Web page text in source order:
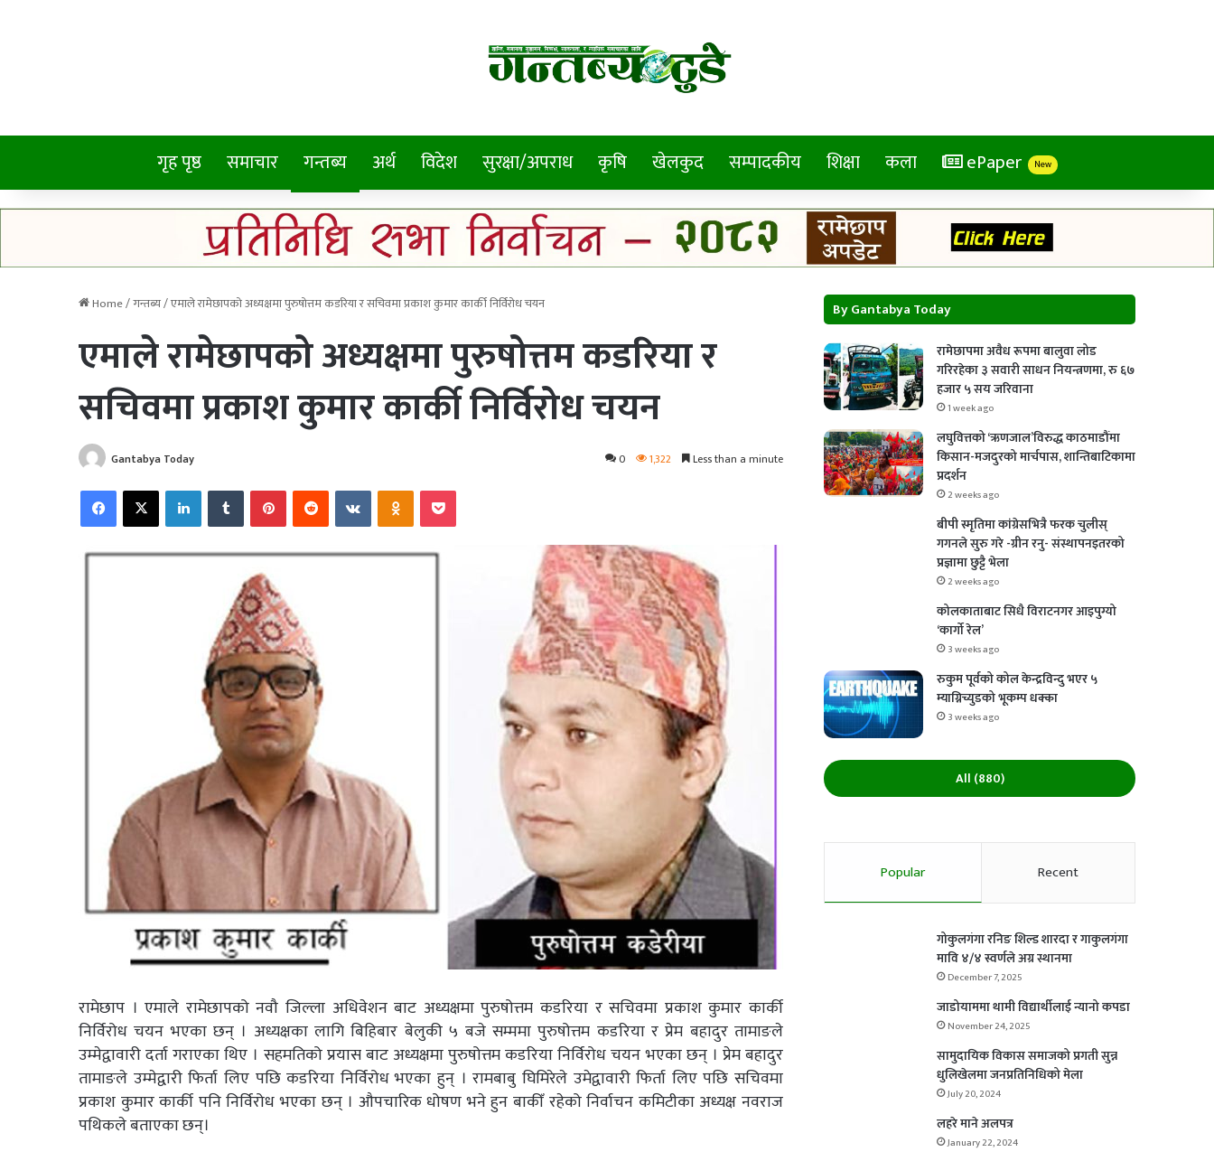
गृह पृष्ठ समाचार गन्तब्य अर्थ विदेश सुरक्षा/अपराध कृषि खेलकुद सम्पादकीय शिक्षा कला ePaper New
Home/गन्तब्य/एमाले रामेछापको अध्यक्षमा पुरुषोत्तम कडरिया र सचिवमा प्रकाश कुमार कार्की निर्विरोध चयन
एमाले रामेछापको अध्यक्षमा पुरुषोत्तम कडरिया र
सचिवमा प्रकाश कुमार कार्की निर्विरोध चयन
Gantabya Today 0 1,322 Less than a minute
FacebookX LinkedInTumblr PinterestReddit VKontakteOdnoklassniki
Pocket
रामेछाप । एमाले रामेछापको नवौ जिल्ला अधिवेशन बाट अध्यक्षमा पुरुषोत्तम कडरिया र सचिवमा प्रकाश कुमार कार्की
निर्विरोध चयन भएका छन् । अध्यक्षका लागि बिहिबार बेलुकी ५ बजे सम्ममा पुरुषोत्तम कडरिया र प्रेम बहादुर तामाङले
उम्मेद्वावारी दर्ता गराएका थिए । सहमतिको प्रयास बाट अध्यक्षमा पुरुषोत्तम कडरिया निर्विरोध चयन भएका छन् । प्रेम बहादुर
तामाङले उम्मेद्वारी फिर्ता लिए पछि कडरिया निर्विरोध भएका हुन् । रामबाबु घिमिरेले उमेद्वावारी फिर्ता लिए पछि सचिवमा
प्रकाश कुमार कार्की पनि निर्विरोध भएका छन् । औपचारिक धोषण भने हुन बाकीँ रहेको निर्वाचन कमिटीका अध्यक्ष नवराज
पथिकले बताएका छन्।
By Gantabya Today
रामेछापमा अवैध रूपमा बालुवा लोड
गरिरहेका ३ सवारी साधन नियन्त्रणमा, रु ६७
हजार ५ सय जरिवाना
1 week ago
लघुवित्तको ‘ऋणजाल’विरुद्ध काठमाडौंमा
किसान-मजदुरको मार्चपास, शान्तिबाटिकामा
प्रदर्शन
2 weeks ago
बीपी स्मृतिमा कांग्रेसभित्रै फरक चुलीस्
गगनले सुरु गरे -ग्रीन रनु- संस्थापनइतरको
प्रज्ञामा छुट्टै भेला
2 weeks ago
कोलकाताबाट सिधै विराटनगर आइपुग्यो
‘कार्गो रेल’
3 weeks ago
रुकुम पूर्वको कोल केन्द्रविन्दु भएर ५
म्याग्निच्युडको भूकम्प धक्का
3 weeks ago
All (880)
Popular Recent
गोकुलगंगा रनिङ शिल्ड शारदा र गाकुलगंगा
मावि ४/४ स्वर्णले अग्र स्थानमा
December 7, 2025
जाडोयाममा थामी विद्यार्थीलाई न्यानो कपडा
November 24, 2025
सामुदायिक विकास समाजको प्रगती सुन्न
धुलिखेलमा जनप्रतिनिधिको मेला
July 20, 2024
लहरे माने अलपत्र
January 22, 2024